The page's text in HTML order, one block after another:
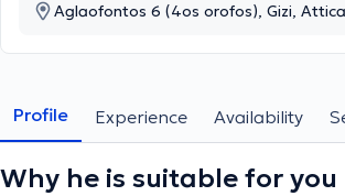
Aglaofontos 6 (4os orofos), Gizi, Attica
Profile Experience Availability
Why he is suitable for you